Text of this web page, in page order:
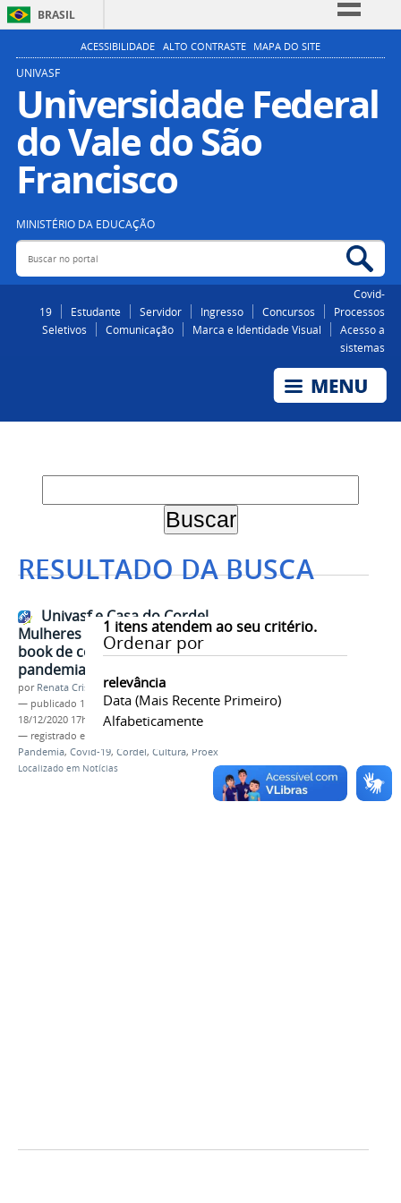
BRASIL
Simplifique!
Participe
Acesso à informação
Legislação
ACESSIBILIDADE ALTO CONTRASTE MAPA DO SITE
UNIVASF
Universidade Federal
do Vale do São
Francisco
MINISTÉRIO DA EDUCAÇÃO
Buscar no portal
Covid-
19
Estudante Servidor Ingresso Concursos
Processos
Seletivos
Comunicação Marca e Identidade Visual
Acesso a
sistemas
RESULTADO DA BUSCA
1 itens atendem ao seu critério.
Ordenar por
relevância
Data (mais Recente Primeiro)
Alfabeticamente
Univasf e Casa do Cordel
Mulheres Cordelistas lançam e-
book de cordéis sobre a
pandemia de Covid-19
por Renata Cristina de Sá Barreto Freitas
— publicado 18/12/2020 —última modificação
18/12/2020 17h49
— registrado em:
Pandemia, Covid-19, Cordel, Cultura, Proex
Localizado em Notícias